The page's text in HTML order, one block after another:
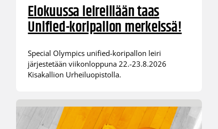
Elokuussa leireillään taas
Unified-koripallon merkeissä!
Special Olympics unified-koripallon leiri
järjestetään viikonloppuna 22.-23.8.2026
Kisakallion Urheiluopistolla.